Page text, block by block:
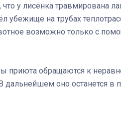
у лисёнка травмирована
убежище на трубах
возможно только с
приюта обращаются к
дальнейшем оно останется